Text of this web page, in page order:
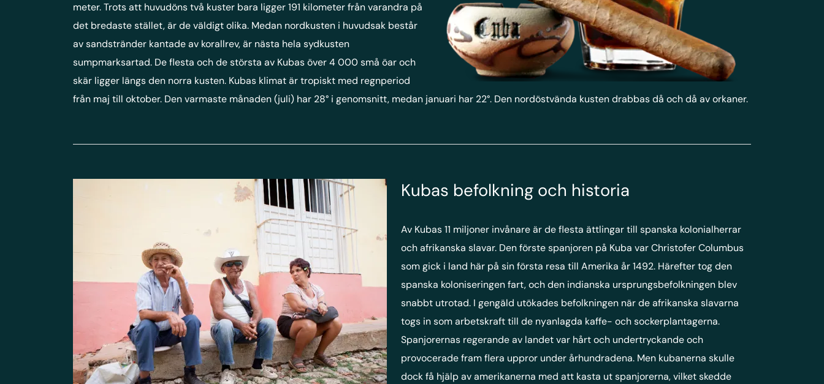
meter. Trots att huvudöns två kuster bara ligger 191 kilometer från varandra på
det bredaste stället, är de väldigt olika. Medan nordkusten i huvudsak består
av sandstränder kantade av korallrev, är nästa hela sydkusten
sumpmarksartad. De flesta och de största av Kubas över 4 000 små öar och
skär ligger längs den norra kusten. Kubas klimat är tropiskt med regnperiod
från maj till oktober. Den varmaste månaden (juli) har 28° i genomsnitt, medan januari har 22°. Den nordöstvända kusten drabbas då och då av orkaner.
Kubas befolkning och historia
Av Kubas 11 miljoner invånare är de flesta ättlingar till spanska kolonialherrar
och afrikanska slavar. Den förste spanjoren på Kuba var Christofer Columbus
som gick i land här på sin första resa till Amerika år 1492. Härefter tog den
spanska koloniseringen fart, och den indianska ursprungsbefolkningen blev
snabbt utrotad. I gengäld utökades befolkningen när de afrikanska slavarna
togs in som arbetskraft till de nyanlagda kaffe- och sockerplantagerna.
Spanjorernas regerande av landet var hårt och undertryckande och
provocerade fram flera uppror under århundradena. Men kubanerna skulle
dock få hjälp av amerikanerna med att kasta ut spanjorerna, vilket skedde